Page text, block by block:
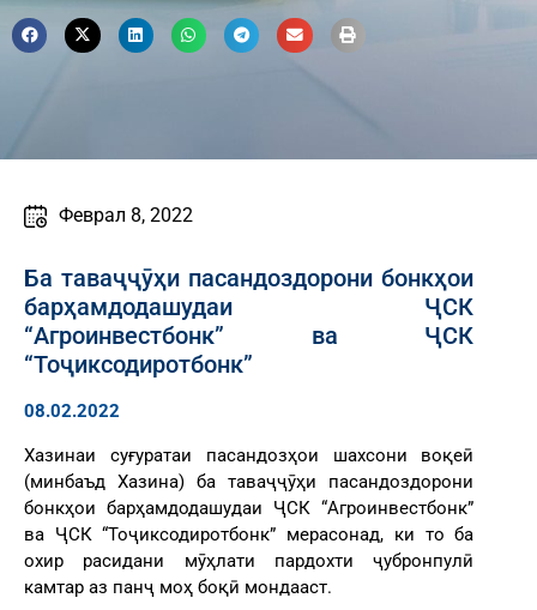
Феврал 8, 2022
Ба таваҷҷӯҳи пасандоздорони бонкҳои
барҳамдодашудаи ҶСК
“Агроинвестбонк” ва ҶСК
“Тоҷиксодиротбонк”
08.02.2022
Хазинаи суғуратаи пасандозҳои шахсони воқеӣ
(минбаъд Хазина) ба таваҷҷӯҳи пасандоздорони
бонкҳои барҳамдодашудаи ҶСК “Агроинвестбонк”
ва ҶСК “Тоҷиксодиротбонк” мерасонад, ки то ба
охир расидани мӯҳлати пардохти ҷубронпулӣ
камтар аз панҷ моҳ боқӣ мондааст.